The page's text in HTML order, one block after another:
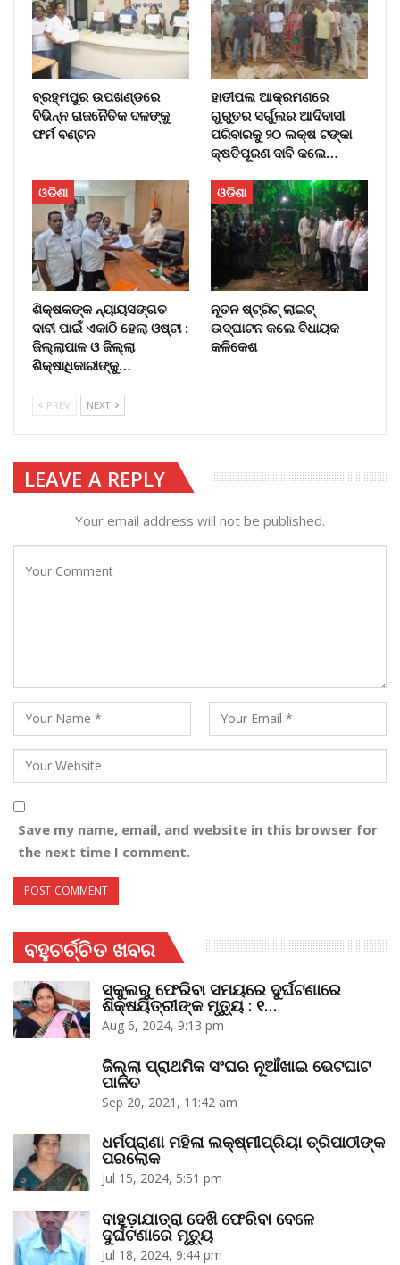
ବ୍ରହ୍ମପୁର ଉପଖଣ୍ଡରେ
ବିଭିନ୍ନ ରାଜନୈତିକ ଦଳଙ୍କୁ
ଫର୍ମ ବଣ୍ଟନ
ହାତୀପଲ ଆକ୍ରମଣରେ
ଗୁରୁତର ସର୍ଗୁଲର ଆଦିବାସୀ
ପରିବାରକୁ ୨୦ ଲକ୍ଷ ଟଙ୍କା
କ୍ଷତିପୂରଣ ଦାବି କଲେ…
ଓଡିଶା
ଶିକ୍ଷକଙ୍କ ନ୍ୟାୟସଙ୍ଗତ
ଦାବୀ ପାଇଁ ଏକାଠି ହେଲା ଓଷ୍ଟା :
ଜିଲ୍ଲାପାଳ ଓ ଜିଲ୍ଲା
ଶିକ୍ଷାଧିକାରୀଙ୍କୁ…
ଓଡିଶା
ନୂତନ ଷ୍ଟ୍ରିଟ୍ ଲାଇଟ୍‌
ଉଦ୍‌ଘାଟନ କଲେ ବିଧାୟକ
କଳିକେଶ
PREV NEXT
LEAVE A REPLY
Your email address will not be published.
Save my name, email, and website in this browser for
the next time I comment.
ବହୁଚର୍ଚ୍ଚିତ ଖବର
ସ୍କୁଲରୁ ଫେରିବା ସମୟରେ ଦୁର୍ଘଟଣାରେ
ଶିକ୍ଷୟିତ୍ରୀଙ୍କ ମୃତ୍ୟୁ : ୧…
Aug 6, 2024, 9:13 pm
ଜିଲ୍ଲା ପ୍ରାଥମିକ ସଂଘର ନୂଆଁଖାଇ ଭେଟଘାଟ
ପାଳିତ
Sep 20, 2021, 11:42 am
ଧର୍ମପ୍ରାଣା ମହିଳା ଲକ୍ଷ୍ମୀପ୍ରିୟା ତ୍ରିପାଠୀଙ୍କ
ପରଲୋକ
Jul 15, 2024, 5:51 pm
ବାହୁଡ଼ାଯାତ୍ରା ଦେଖି ଫେରିବା ବେଳେ
ଦୁର୍ଘଟଣାରେ ମୃତ୍ୟୁ
Jul 18, 2024, 9:44 pm